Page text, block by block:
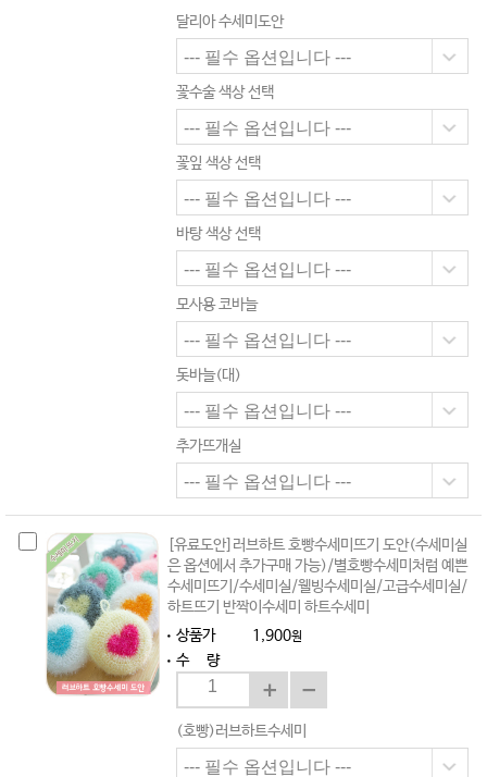
달리아 수세미도안
꽃수술 색상 선택
꽃잎 색상 선택
바탕 색상 선택
모사용 코바늘
돗바늘(대)
추가뜨개실
[유료도안]러브하트 호빵수세미뜨기 도안(수세미실
은 옵션에서 추가구매 가능)/별호빵수세미처럼 예쁜
수세미뜨기/수세미실/웰빙수세미실/고급수세미실/
하트뜨기 반짝이수세미 하트수세미
상품가
1,900원
수 량
(호빵)러브하트수세미